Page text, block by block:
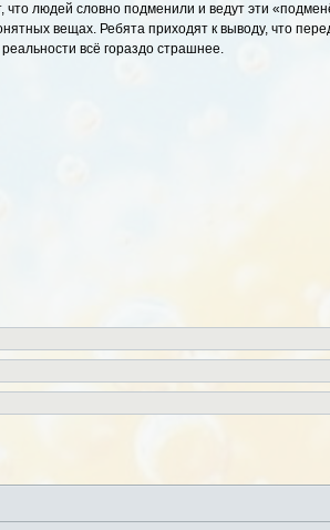
людей словно подменили и ведут эти
вещах. Ребята приходят к выводу, что
всё гораздо страшнее.